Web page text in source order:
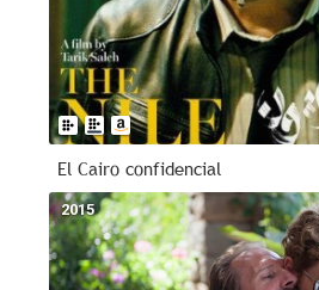
El Cairo confidencial
2015